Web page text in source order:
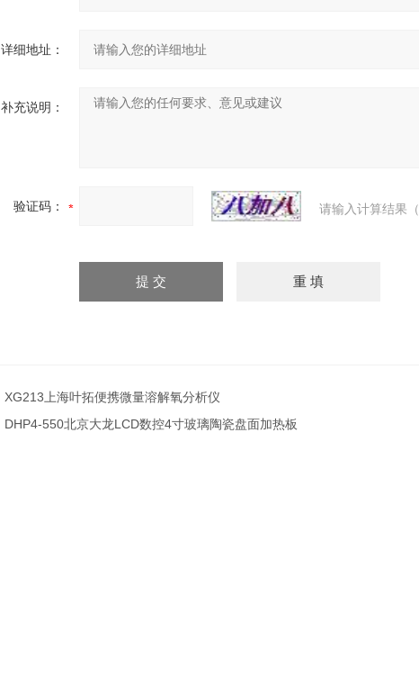
详细地址：
补充说明：
验证码： 请输入计算结果
XG213上海叶拓便携微量溶解氧分析仪
DHP4-550北京大龙LCD数控4寸玻璃陶瓷盘面加热板